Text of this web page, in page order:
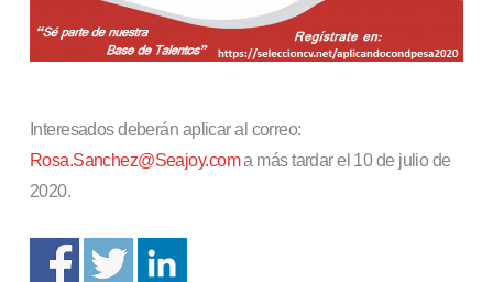
Interesados deberán aplicar al correo:
Rosa.Sanchez@Seajoy.coma más tardar el 10 de julio de
2020.